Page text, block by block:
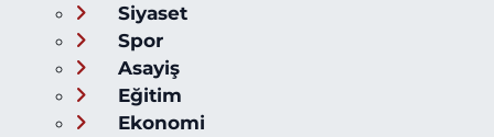
Siyaset
Spor
Asayiş
Eğitim
Ekonomi